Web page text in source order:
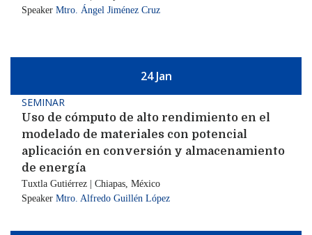
Speaker Mtro. Ángel Jiménez Cruz
24 Jan
SEMINAR
Uso de cómputo de alto rendimiento en el
modelado de materiales con potencial
aplicación en conversión y almacenamiento
de energía
Tuxtla Gutiérrez | Chiapas, México
Speaker Mtro. Alfredo Guillén López